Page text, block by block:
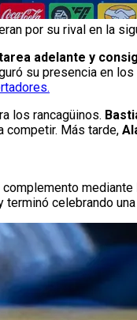
por su rival en la
adelante y
su presencia en los
los rancagüinos.
competir. Más tarde,
mediante
celebrando